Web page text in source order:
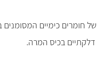
חומרים כימיים
בכיס המרה.